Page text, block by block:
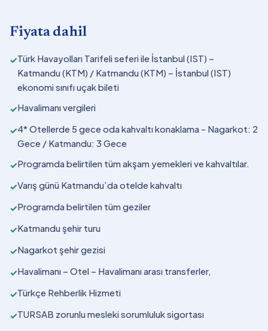
Fiyata dahil
✓Türk Havayolları Tarifeli seferi ile İstanbul (IST) –
Katmandu (KTM) / Katmandu (KTM) – İstanbul (IST)
ekonomi sınıfı uçak bileti
✓Havalimanı vergileri
✓4* Otellerde 5 gece oda kahvaltı konaklama - Nagarkot: 2
Gece / Katmandu: 3 Gece
✓Programda belirtilen tüm akşam yemekleri ve kahvaltılar.
✓Varış günü Katmandu’da otelde kahvaltı
✓Programda belirtilen tüm geziler
✓Katmandu şehir turu
✓Nagarkot şehir gezisi
✓Havalimanı – Otel – Havalimanı arası transferler,
✓Türkçe Rehberlik Hizmeti
✓TURSAB zorunlu mesleki sorumluluk sigortası